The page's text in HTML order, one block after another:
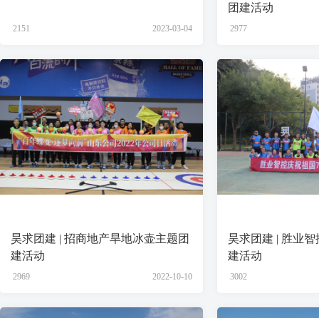
2023-03-04
2151
团建活动
2977
昊求团建 | 招商地产旱地冰壶主题团
建活动
2022-10-10
2969
昊求团建 | 胜业
建活动
3002